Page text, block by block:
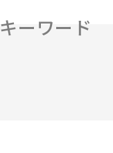
キーワード